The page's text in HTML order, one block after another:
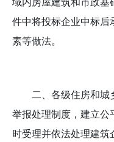
件中将投标企业中标后
素等做法。
二、各级住房和
举报处理制度，建立公
时受理并依法处理建